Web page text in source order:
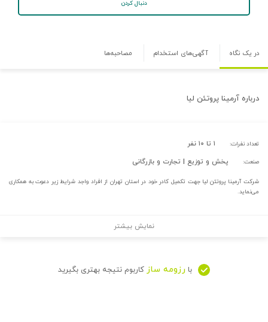
دنبال کردن
در یک نگاه آگهی‌های استخدام مصاحبه‌ها
درباره آرمینا پروتئن لیا
تعداد نفرات: ۱ تا ۱۰ نفر
صنعت: پخش و توزیع | تجارت و بازرگانی
شرکت آرمینا پروتئن لیا جهت تکمیل کادر خود در استان‌ تهران از افراد واجد شرایط زیر دعوت به همکاری
می‌نماید.
نمایش بیشتر
با رزومه ساز کاربوم نتیجه بهتری بگیرید